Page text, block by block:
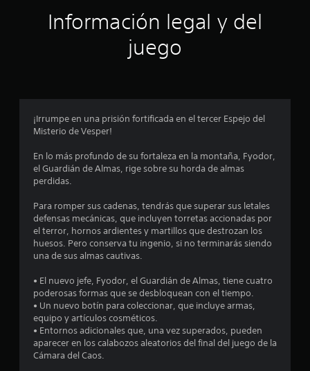
e
a
s
e
u
n
o
t
a
Información legal y del
juego
¡Irrumpe en una prisión fortificada en el tercer Espejo del
Misterio de Vesper!
En lo más profundo de su fortaleza en la montaña, Fyodor,
el Guardián de Almas, rige sobre su horda de almas
perdidas.
Para romper sus cadenas, tendrás que superar sus letales
defensas mecánicas, que incluyen torretas accionadas por
el terror, hornos ardientes y martillos que destrozan los
huesos. Pero conserva tu ingenio, si no terminarás siendo
una de sus almas cautivas.
• El nuevo jefe, Fyodor, el Guardián de Almas, tiene cuatro
poderosas formas que se desbloquean con el tiempo.
• Un nuevo botín para coleccionar, que incluye armas,
equipo y artículos cosméticos.
• Entornos adicionales que, una vez superados, pueden
aparecer en los calabozos aleatorios del final del juego de la
Cámara del Caos.